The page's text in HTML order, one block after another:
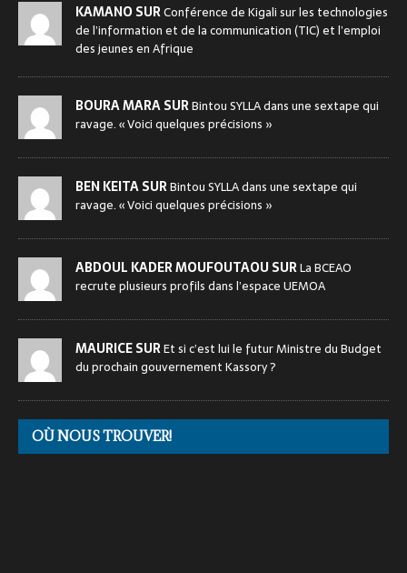
KAMANO SURConférence de Kigali sur les technologies
de l’information et de la communication (TIC) et l’emploi
des jeunes en Afrique
BOURA MARA SURBintou SYLLA dans une sextape qui
ravage. « Voici quelques précisions »
BEN KEITA SURBintou SYLLA dans une sextape qui
ravage. « Voici quelques précisions »
ABDOUL KADER MOUFOUTAOU SURLa BCEAO
recrute plusieurs profils dans l’espace UEMOA
MAURICE SUREt si c’est lui le futur Ministre du Budget
du prochain gouvernement Kassory ?
OÙ NOUS TROUVER!